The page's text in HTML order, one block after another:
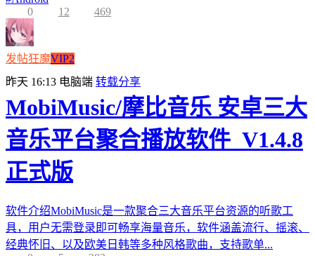
0
12 469
发帖狂魔VIP2
昨天 16:13 电脑端 转载分享
MobiMusic/摩比音乐 安卓三大
音乐平台聚合播放软件_V1.4.8
正式版
软件介绍MobiMusic是一款聚合三大音乐平台资源的听歌工
具，用户无需登录即可畅享海量音乐，软件涵盖流行、摇滚、
经典怀旧、以及欧美日韩等多种风格歌曲，支持歌单...